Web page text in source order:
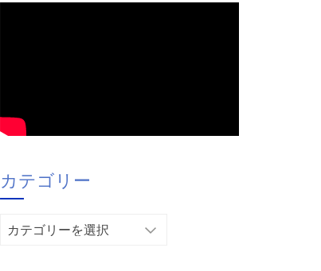
カテゴリー
カ